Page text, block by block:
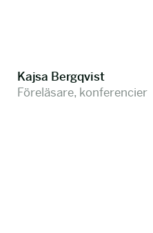
Kajsa Bergqvist
Föreläsare, konferencier